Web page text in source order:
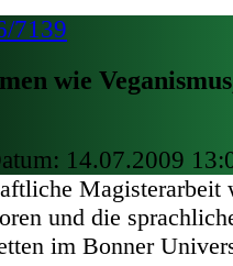
7139
wie
14.07.2009
Magisterarbeit
und die
im Bonner